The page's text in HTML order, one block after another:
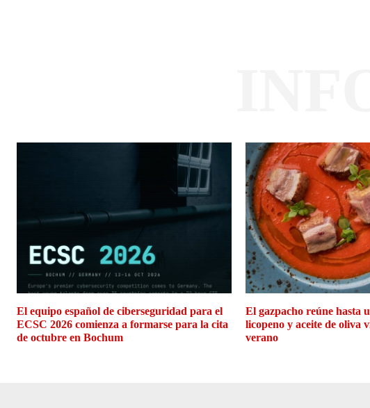
El equipo español de ciberseguridad para el
ECSC 2026 comienza a formarse para la cita
de octubre en Bochum
El gazpacho reúne hasta
licopeno y aceite de oliva
verano